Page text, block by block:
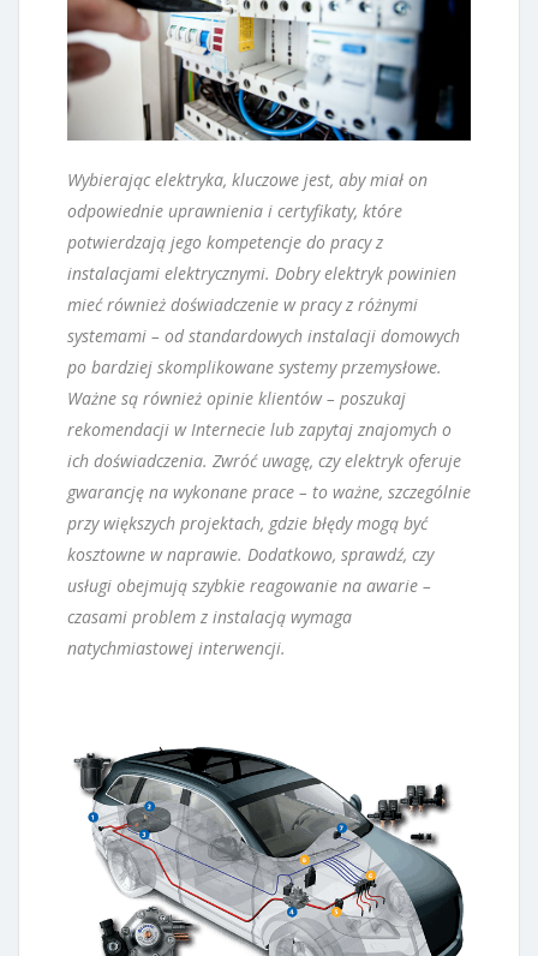
Wybierając elektryka, kluczowe jest, aby miał on
odpowiednie uprawnienia i certyfikaty, które
potwierdzają jego kompetencje do pracy z
instalacjami elektrycznymi. Dobry elektryk powinien
mieć również doświadczenie w pracy z różnymi
systemami – od standardowych instalacji domowych
po bardziej skomplikowane systemy przemysłowe.
Ważne są również opinie klientów – poszukaj
rekomendacji w Internecie lub zapytaj znajomych o
ich doświadczenia. Zwróć uwagę, czy elektryk oferuje
gwarancję na wykonane prace – to ważne, szczególnie
przy większych projektach, gdzie błędy mogą być
kosztowne w naprawie. Dodatkowo, sprawdź, czy
usługi obejmują szybkie reagowanie na awarie –
czasami problem z instalacją wymaga
natychmiastowej interwencji.